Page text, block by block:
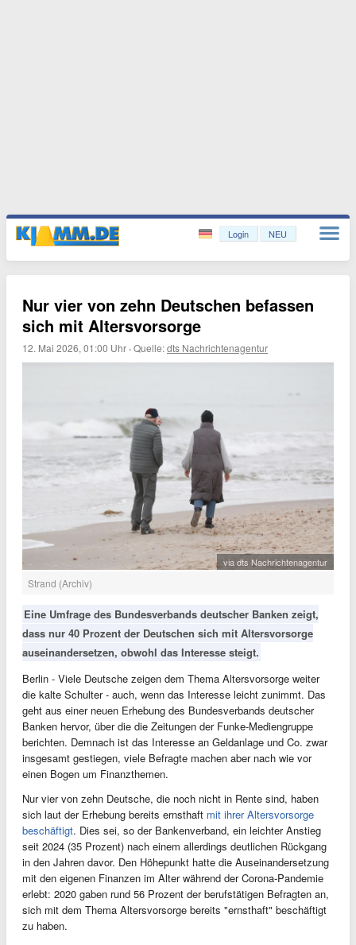
Login NEU
Nur vier von zehn Deutschen befassen
sich mit Altersvorsorge
12. Mai 2026, 01:00 Uhr ·Quelle:dts Nachrichtenagentur
via dts Nachrichtenagentur
Strand (Archiv)
Eine Umfrage des Bundesverbands deutscher Banken zeigt,
dass nur 40 Prozent der Deutschen sich mit Altersvorsorge
auseinandersetzen, obwohl das Interesse steigt.
Berlin - Viele Deutsche zeigen dem Thema Altersvorsorge weiter
die kalte Schulter - auch, wenn das Interesse leicht zunimmt. Das
geht aus einer neuen Erhebung des Bundesverbands deutscher
Banken hervor, über die die Zeitungen der Funke-Mediengruppe
berichten. Demnach ist das Interesse an Geldanlage und Co. zwar
insgesamt gestiegen, viele Befragte machen aber nach wie vor
einen Bogen um Finanzthemen.
Nur vier von zehn Deutsche, die noch nicht in Rente sind, haben
sich laut der Erhebung bereits ernsthaft mit ihrer Altersvorsorge
beschäftigt. Dies sei, so der Bankenverband, ein leichter Anstieg
seit 2024 (35 Prozent) nach einem allerdings deutlichen Rückgang
in den Jahren davor. Den Höhepunkt hatte die Auseinandersetzung
mit den eigenen Finanzen im Alter während der Corona-Pandemie
erlebt: 2020 gaben rund 56 Prozent der berufstätigen Befragten an,
sich mit dem Thema Altersvorsorge bereits "ernsthaft" beschäftigt
zu haben.